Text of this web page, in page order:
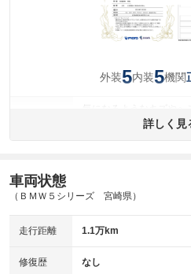
外装5内装5機関
みですが、 小さなキズ
内装
(内装状態)
気になる汚れ等がない
詳しく見
車両状態
（ＢＭＷ５シリーズ 宮崎県）
走行距離 1.1万km
修復歴 なし